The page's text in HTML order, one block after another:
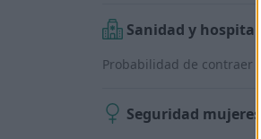
Sanidad y
Probabilidad de contraer
Seguridad mujeres